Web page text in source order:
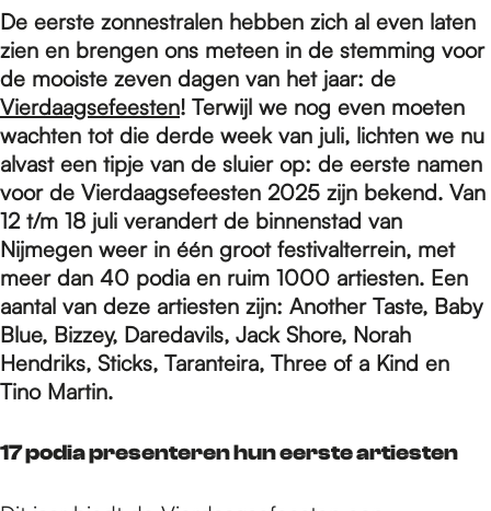
m
e
p
a
g
De eerste zonnestralen hebben zich al even laten
zien en brengen ons meteen in de stemming voor
de mooiste zeven dagen van het jaar: de
Vierdaagsefeesten! Terwijl we nog even moeten
wachten tot die derde week van juli, lichten we nu
alvast een tipje van de sluier op: de eerste namen
voor de Vierdaagsefeesten 2025 zijn bekend. Van
12 t/m 18 juli verandert de binnenstad van
Nijmegen weer in één groot festivalterrein, met
meer dan 40 podia en ruim 1000 artiesten. Een
aantal van deze artiesten zijn: Another Taste, Baby
Blue, Bizzey, Daredavils, Jack Shore, Norah
Hendriks, Sticks, Taranteira, Three of a Kind en
Tino Martin.
17 podia presenteren hun eerste artiesten